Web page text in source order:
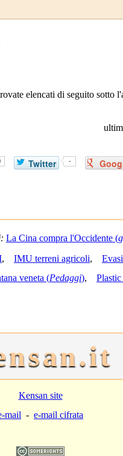
elencati di seguito sotto
Twitter -
La Cina compra l'Occidente (
, IMU terreni agricoli,
veneta (Pedaggi),
Kensan site
mail - e-mail cifrata